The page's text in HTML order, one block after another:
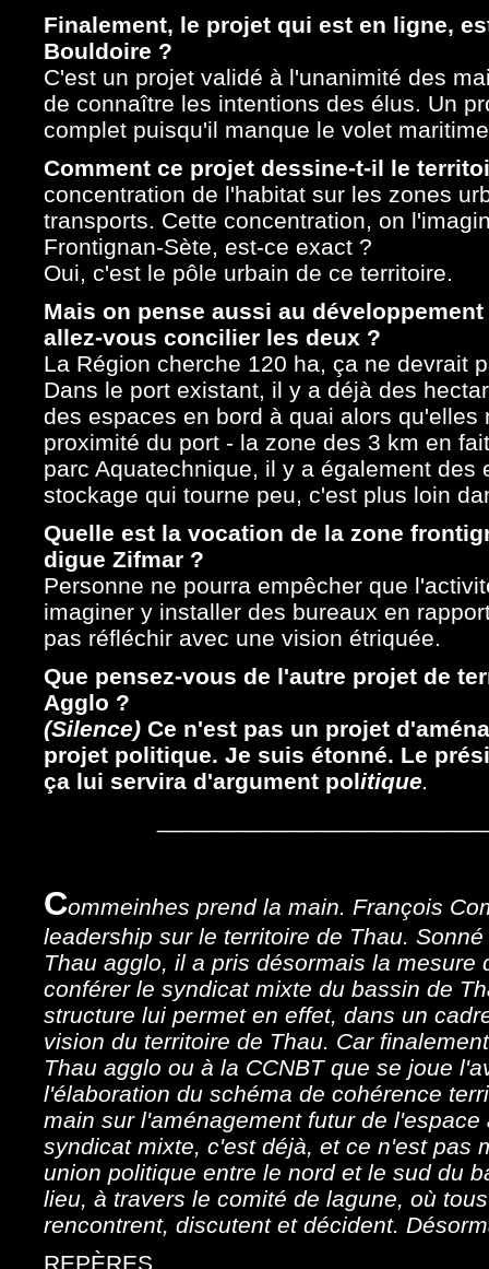
Finalement, le projet qui est en ligne,
Bouldoire ?
C'est un projet validé à l'unanimité des
de connaître les intentions des élus. Un
complet puisqu'il manque le volet
Comment ce projet dessine-t-il le
concentration de l'habitat sur les zones
transports. Cette concentration, on
Frontignan-Sète, est-ce exact ?
Oui, c'est le pôle urbain de ce territoire.
Mais on pense aussi au
allez-vous concilier les deux ?
La Région cherche 120 ha, ça ne devrait
Dans le port existant, il y a déjà des
des espaces en bord à quai alors
proximité du port - la zone des 3 km en
parc Aquatechnique, il y a également des
stockage qui tourne peu, c'est plus loin
Quelle est la vocation de la zone
digue Zifmar ?
Personne ne pourra empêcher que
imaginer y installer des bureaux en
pas réfléchir avec une vision étriquée.
Que pensez-vous de l'autre projet de
Agglo ?
(Silence) Ce n'est pas un projet
projet politique. Je suis étonné. Le
ça lui servira d'argument politique.
Commeinhes prend la main. François
leadership sur le territoire de Thau.
Thau agglo, il a pris désormais la
conférer le syndicat mixte du bassin de
structure lui permet en effet, dans un
vision du territoire de Thau. Car
Thau agglo ou à la CCNBT que se joue
l'élaboration du schéma de cohérence
main sur l'aménagement futur de
syndicat mixte, c'est déjà, et ce n'est pas
union politique entre le nord et le sud du
lieu, à travers le comité de lagune, où
rencontrent, discutent et décident.
REPÈRES